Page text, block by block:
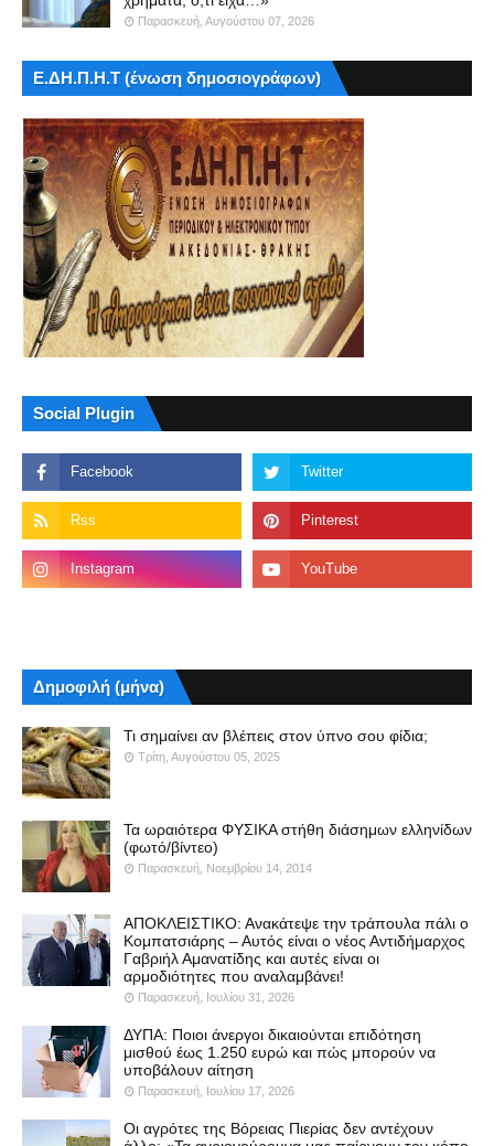
Παρασκευή, Αυγούστου 07, 2026
Ε.ΔΗ.Π.Η.Τ (ένωση δημοσιογράφων)
Social Plugin
Δημοφιλή (μήνα)
Τι σημαίνει αν βλέπεις στον ύπνο σου φίδια;
Τρίτη, Αυγούστου 05, 2025
Τα ωραιότερα ΦΥΣΙΚΑ στήθη διάσημων ελληνίδων
(φωτό/βίντεο)
Παρασκευή, Νοεμβρίου 14, 2014
ΑΠΟΚΛΕΙΣΤΙΚΟ: Ανακάτεψε την τράπουλα πάλι ο
Κομπατσιάρης – Αυτός είναι ο νέος Αντιδήμαρχος
Γαβριήλ Αμανατίδης και αυτές είναι οι
αρμοδιότητες που αναλαμβάνει!
Παρασκευή, Ιουλίου 31, 2026
ΔΥΠΑ: Ποιοι άνεργοι δικαιούνται επιδότηση
μισθού έως 1.250 ευρώ και πώς μπορούν να
υποβάλουν αίτηση
Παρασκευή, Ιουλίου 17, 2026
Οι αγρότες της Βόρειας Πιερίας δεν αντέχουν